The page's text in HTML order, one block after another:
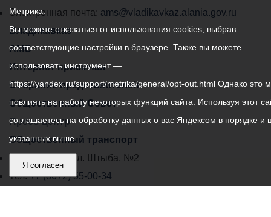
города
Владикавказ:
Электронная почта: ams@vladikavkaz.alania.gov.ru
Владикавказ
АМС
Интернет приемная
Собрание представителей
Общественный Совет
Пресс-центр
Общественный транспорт
Владикавказ, пл. Штыба, №2
Тел:+7 (8672) 55-00-34
Метрика.
Вы можете отказаться от использования cookies, выбрав
соответствующие настройки в браузере. Также вы можете
использовать инструмент —
https://yandex.ru/support/metrika/general/opt-out.html Однако это
повлиять на работу некоторых функций сайта. Используя этот
соглашаетесь на обработку данных о вас Яндексом в порядке и
указанных выше.
Я согласен